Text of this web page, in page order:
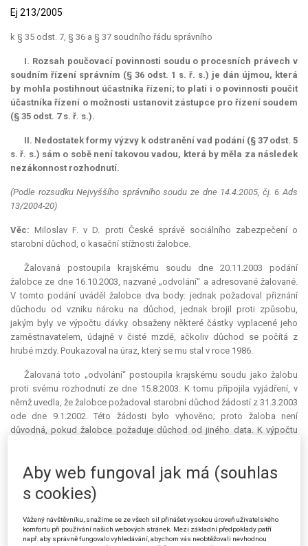
Ej 213/2005
k § 35 odst. 7, § 36 a § 37 soudního řádu správního
I. Rozsah poučovací povinnosti soudu o procesních právech v
soudním řízení správním (§ 36 odst. 1 s. ř. s.) je dán újmou, která
by mohla postihnout účastníka řízení; to platí i o povinnosti poučit
účastníka řízení o možnosti ustanovit zástupce pro řízení soudem
(§ 35 odst. 7 s. ř. s.).
II. Nedostatek formy výzvy k odstranění vad podání (§ 37 odst. 5
s. ř. s.) sám o sobě není takovou vadou, která by měla za následek
nezákonnost rozhodnutí.
(Podle rozsudku Nejvyššího správního soudu ze dne 14.4.2005, čj. 6 Ads
13/2004-20)
Věc: Miloslav F. v D. proti České správě sociálního zabezpečení o
starobní důchod, o kasační stížnosti žalobce.
Žalovaná postoupila krajskému soudu dne 20.11.2003 podání
žalobce ze dne 16.10.2003, nazvané „odvolání“ a adresované žalované.
V tomto podání uváděl žalobce dva body: jednak požadoval přiznání
důchodu od vzniku nároku na důchod, jednak brojil proti způsobu,
jakým byly ve výpočtu dávky obsaženy některé částky vyplacené jeho
zaměstnavatelem, údajně v čisté mzdě, ačkoliv důchod se počítá z
hrubé mzdy. Poukazoval na úraz, který se mu stal v roce 1986.
Žalovaná toto „odvolání“ postoupila krajskému soudu jako žalobu
proti svému rozhodnutí ze dne 15.8.2003. K tomu připojila vyjádření, v
němž uvedla, že žalobce požadoval starobní důchod žádostí z 31.3.2003
ode dne 9.1.2002. Této žádosti bylo vyhověno; proto žaloba není
důvodná, pokud žalobce požaduje důchod od jiného data. K výpočtu
za roky 1988 – 1995. Náhrada za ztrátu na výdělku potvrzená
zaměstnavatelem byla upravena s přihlédnutím k vyloučeným dobám.
(uloženo na poště 1.12.2003, doručeno žalobci 4.12.2003, vyzvednuto
osobně žalobcem 16.12.2003), aby přípis označený jako „odvolání“
Aby web fungoval jak má (souhlas
s cookies)
Vážený návštěvníku, snažíme se ze všech sil přinášet vysokou úroveň uživatelského
komfortu při používání našich webových stránek. Mezi základní předpoklady patří
např. aby správně fungovalo vyhledávání, abychom vás neobtěžovali nevhodnou